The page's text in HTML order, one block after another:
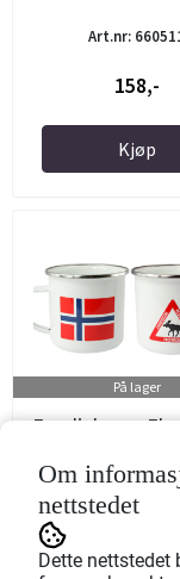
Art.nr:
158,-
Kjøp
På lager
Emaljekopp,
flagg
Art.nr: 660515
Om
nettstedet
Dette nettstedet